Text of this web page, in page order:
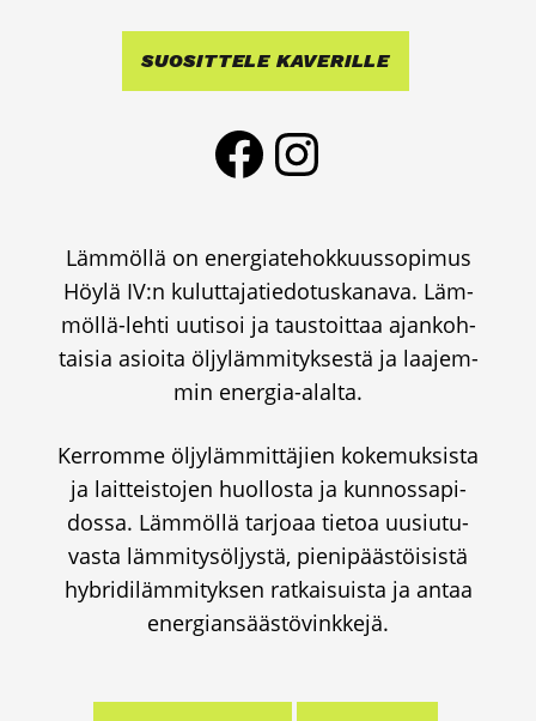
SUO­SIT­TE­LE KAVE­RIL­LE
Face­bookIns­ta­gram
Läm­möl­lä on ener­gia­te­hok­kuus­so­pi­mus
Höy­lä IV:n kulut­ta­ja­tie­do­tus­ka­na­va. Läm­
möl­lä-leh­ti uuti­soi ja taus­toit­taa ajan­koh­
tai­sia asioi­ta öljy­läm­mi­tyk­ses­tä ja laa­jem­
min ener­gia-alal­ta.
Ker­rom­me öljy­läm­mit­tä­jien koke­muk­sis­ta
ja lait­teis­to­jen huol­los­ta ja kun­nos­sa­pi­
dos­sa. Läm­möl­lä tar­jo­aa tie­toa uusiu­tu­
vas­ta läm­mi­ty­söl­jys­tä, pie­ni­pääs­töi­sis­tä
hybri­di­läm­mi­tyk­sen rat­kai­suis­ta ja antaa
ener­gian­sääs­tö­vink­ke­jä.